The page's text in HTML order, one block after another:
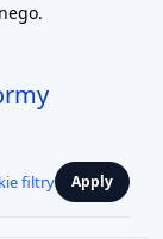
filtry Apply